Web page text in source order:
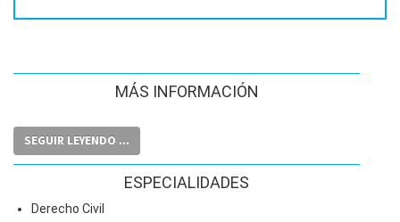
MÁS INFORMACIÓN
SEGUIR LEYENDO ...
ESPECIALIDADES
Derecho Civil